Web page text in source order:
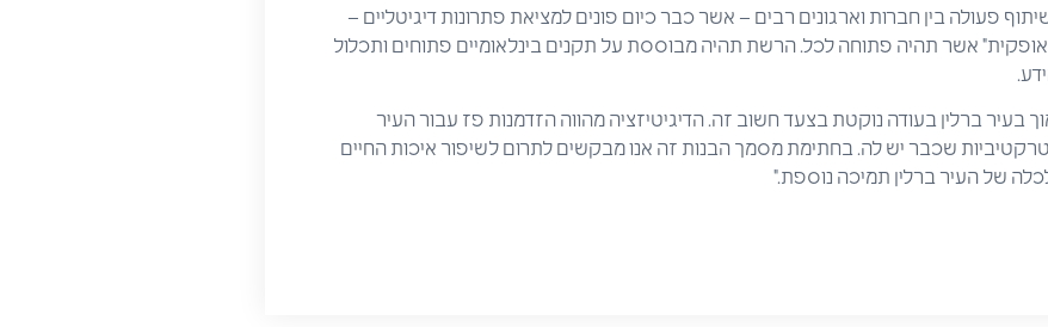
פעולה בין חברות וארגונים רבים – אשר כבר כיום פונים למציאת פתרונות דיגיטליים –
אשר תהיה פתוחה לכל. הרשת תהיה מבוססת על תקנים בינלאומיים פתוחים ותכלול
בעיר ברלין בעודה נוקטת בצעד חשוב זה. הדיגיטיזציה מהווה הזדמנות פז עבור העיר
שכבר יש לה. בחתימת מסמך הבנות זה אנו מבקשים לתרום לשיפור איכות החיים
של העיר ברלין תמיכה נוספת."